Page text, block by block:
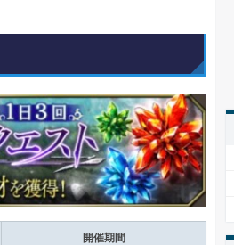
開催期間